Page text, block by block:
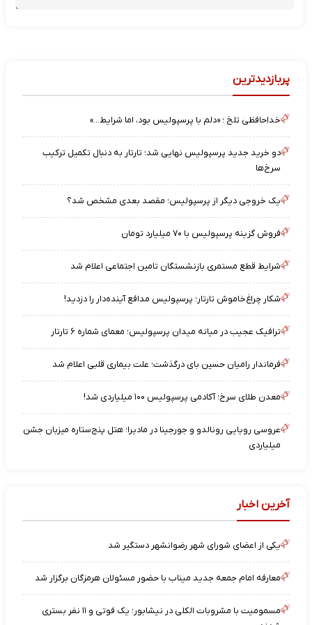
پربازدیدترین
خداحافظی تلخ ؛ «دلم با پرسپولیس بود، اما شرایط…»
دو خرید جدید پرسپولیس نهایی شد؛ تارتار به دنبال تکمیل ترکیب
سرخ‌ها
یک خروجی دیگر از پرسپولیس؛ مقصد بعدی مشخص شد؟
فروش گزینه پرسپولیس با ۷۰ میلیارد تومان
شرایط قطع مستمری بازنشستگان تامین اجتماعی اعلام شد
شکار چراغ‌خاموش تارتار؛ پرسپولیس مدافع آینده‌دار را دزدید!
ترافیک عجیب در میانه میدان پرسپولیس؛ معمای شماره ۶ تارتار
فرماندار رامیان حسین بای درگذشت؛ علت بیماری قلبی اعلام شد
معدن طلای سرخ؛ آکادمی پرسپولیس ۱۰۰ میلیاردی شد!
عروسی رویایی رونالدو و جورجینا در مادیرا؛ هتل پنج‌ستاره میزبان جشن
میلیاردی
آخرین اخبار
یکی از اعضای شورای شهر رضوانشهر دستگیر شد
معارفه امام جمعه جدید میناب با حضور مسئولان هرمزگان برگزار شد
مسمومیت با مشروبات الکلی در نیشابور؛ یک فوتی و ۱۱ نفر بستری